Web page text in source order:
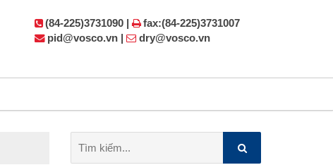
(84-225)3731090 |
fax:(84-225)3731007
pid@vosco.vn |
dry@vosco.vn
kiếm: